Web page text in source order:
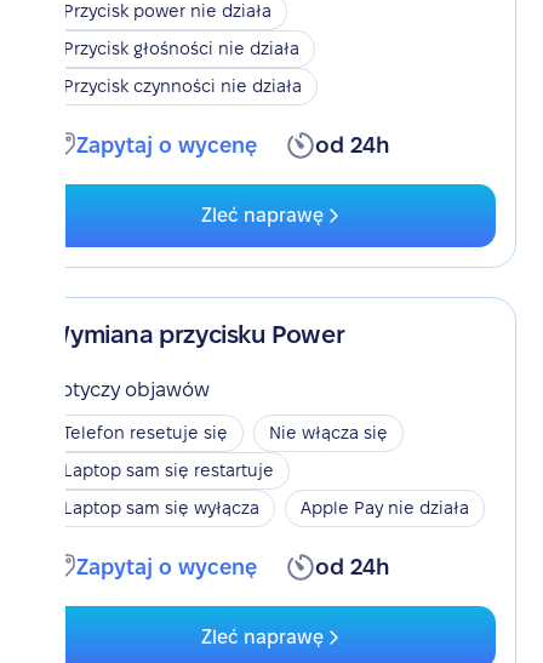
Przycisk power nie działa
Przycisk głośności nie działa
Przycisk czynności nie działa
Zapytaj o wycenę od 24h
Zleć naprawę
Wymiana przycisku Power
Dotyczy objawów
Telefon resetuje się
Nie włącza się
Laptop sam się restartuje
Laptop sam się wyłącza
Apple Pay nie działa
Zapytaj o wycenę od 24h
Zleć naprawę